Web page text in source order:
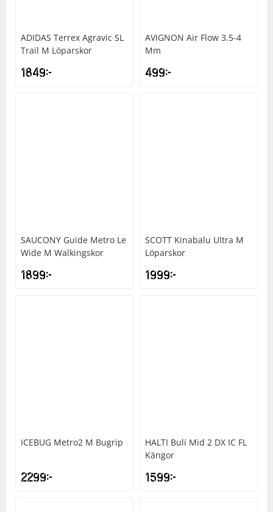
ADIDAS Terrex Agravic SL
Trail M Löparskor
1849kr
AVIGNON Air Flow 3.5-4
Mm
499kr
SAUCONY Guide Metro Le
Wide M Walkingskor
1899kr
SCOTT Kinabalu Ultra M
Löparskor
1999kr
ICEBUG Metro2 M Bugrip
2299kr
HALTI Buli Mid 2 DX IC FL
Kängor
1599kr